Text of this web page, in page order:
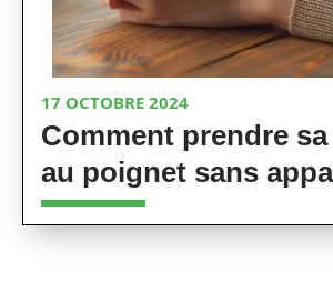
17 OCTOBRE 2024
Comment prendre
au poignet sans